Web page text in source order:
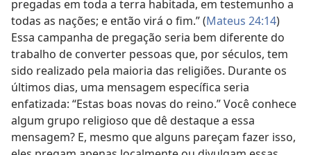
pregadas em toda a terra habitada, em testemunho a
todas as nações; e então virá o fim.” (Mateus 24:14)
Essa campanha de pregação seria bem diferente do
trabalho de converter pessoas que, por séculos, tem
sido realizado pela maioria das religiões. Durante os
últimos dias, uma mensagem específica seria
enfatizada: “Estas boas novas do reino.” Você conhece
algum grupo religioso que dê destaque a essa
mensagem? E, mesmo que alguns pareçam fazer isso,